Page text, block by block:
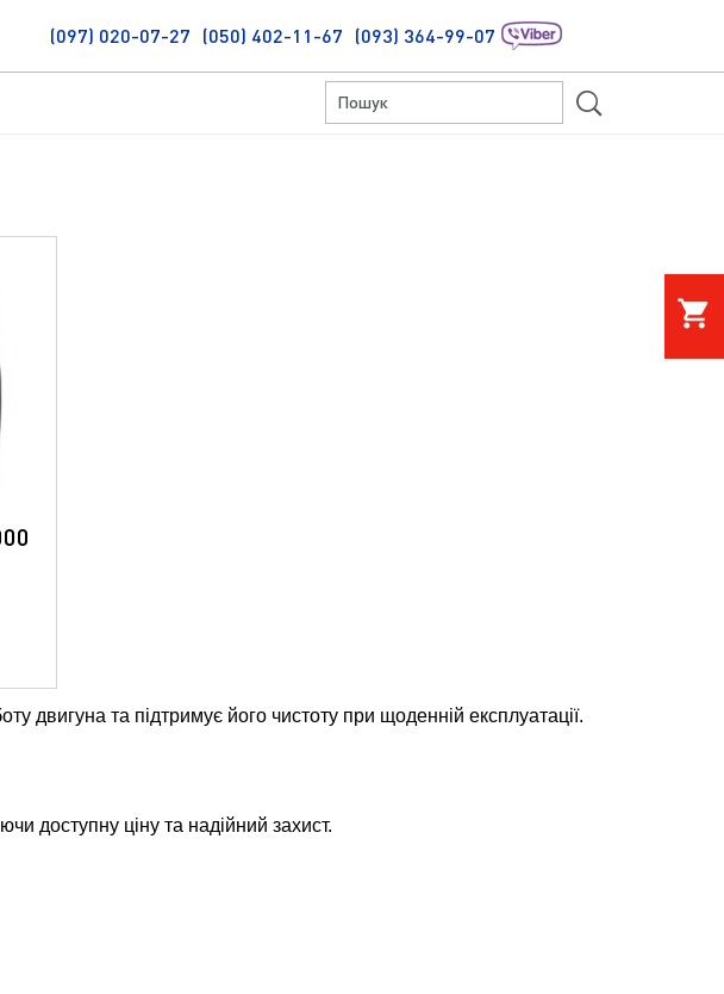
двигуна та підтримує його чистоту при щоденній експлуатації.
доступну ціну та надійний захист.
(097) 020-07-27 (050) 402-11-67 (093) 364-99-07
S
shopping_cart